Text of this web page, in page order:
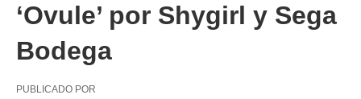
‘Ovule’ por Shygirl y Sega
Bodega
PUBLICADO POR